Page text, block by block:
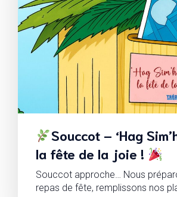
Souccot – ‘Hag
la fête de la joie !
Souccot approche… Nous
repas de fête, remplissons nos